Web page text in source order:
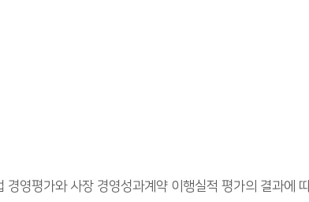
영평가와 사장 경영성과계약 이행실적 평가의 결과에